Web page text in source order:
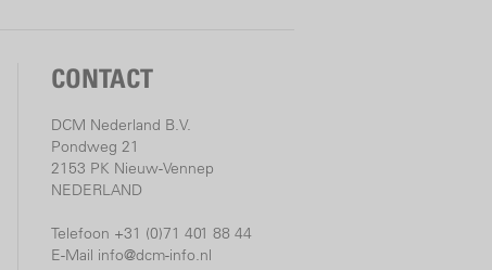
CONTACT
DCM Nederland B.V.
Pondweg 21
2153 PK Nieuw-Vennep
NEDERLAND
Telefoon +31 (0)71 401 88 44
E-Mail info@dcm-info.nl